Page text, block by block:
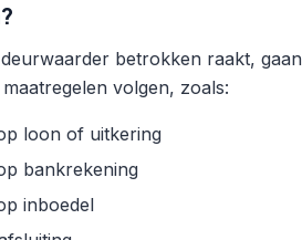
betrokken raakt,
volgen, zoals:
loon of uitkering
bankrekening
inboedel